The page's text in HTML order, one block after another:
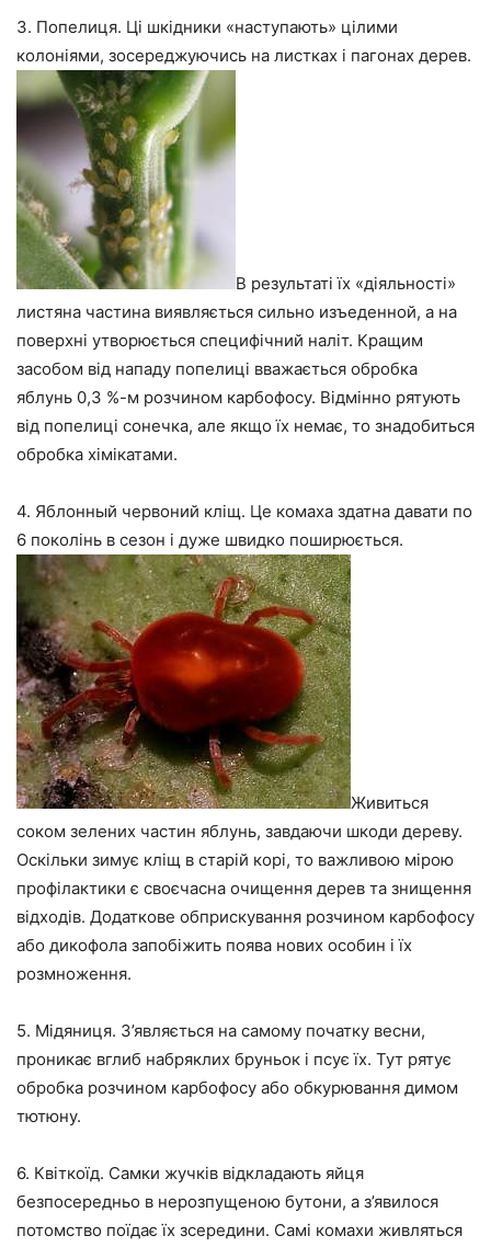
3. Попелиця. Ці шкідники «наступають» цілими
колоніями, зосереджуючись на листках і пагонах дерев.
В результаті їх «діяльності»
листяна частина виявляється сильно изъеденной, а на
поверхні утворюється специфічний наліт. Кращим
засобом від нападу попелиці вважається обробка
яблунь 0,3 %-м розчином карбофосу. Відмінно рятують
від попелиці сонечка, але якщо їх немає, то знадобиться
обробка хімікатами.
4. Яблонный червоний кліщ. Це комаха здатна давати по
6 поколінь в сезон і дуже швидко поширюється.
Живиться
соком зелених частин яблунь, завдаючи шкоди дереву.
Оскільки зимує кліщ в старій корі, то важливою мірою
профілактики є своєчасна очищення дерев та знищення
відходів. Додаткове обприскування розчином карбофосу
або дикофола запобіжить поява нових особин і їх
розмноження.
5. Мідяниця. З’являється на самому початку весни,
проникає вглиб набряклих бруньок і псує їх. Тут рятує
обробка розчином карбофосу або обкурювання димом
тютюну.
6. Квіткоїд. Самки жучків відкладають яйця
безпосередньо в нерозпущеною бутони, а з’явилося
потомство поїдає їх зсередини. Самі комахи живляться